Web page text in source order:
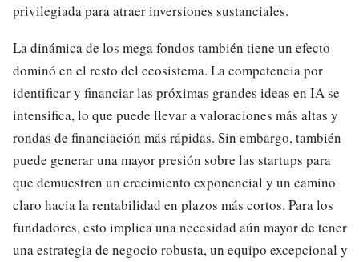
privilegiada para atraer inversiones sustanciales.
La dinámica de los mega fondos también tiene un efecto
dominó en el resto del ecosistema. La competencia por
identificar y financiar las próximas grandes ideas en IA se
intensifica, lo que puede llevar a valoraciones más altas y
rondas de financiación más rápidas. Sin embargo, también
puede generar una mayor presión sobre las startups para
que demuestren un crecimiento exponencial y un camino
claro hacia la rentabilidad en plazos más cortos. Para los
fundadores, esto implica una necesidad aún mayor de tener
una estrategia de negocio robusta, un equipo excepcional y